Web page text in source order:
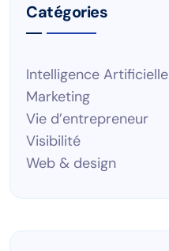
Catégories
Intelligence Artificielle
Marketing
Vie d’entrepreneur
Visibilité
Web & design